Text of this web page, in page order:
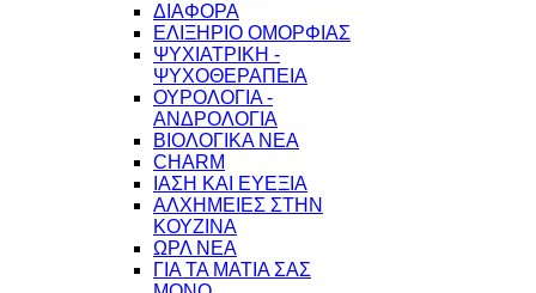
ΔΙΑΦΟΡΑ
ΕΛΙΞΗΡΙΟ ΟΜΟΡΦΙΑΣ
ΨΥΧΙΑΤΡΙΚΗ -
ΨΥΧΟΘΕΡΑΠΕΙΑ
ΟΥΡΟΛΟΓΙΑ -
ΑΝΔΡΟΛΟΓΙΑ
ΒΙΟΛΟΓΙΚΑ ΝΕΑ
CHARM
ΙΑΣΗ ΚΑΙ ΕΥΕΞΙΑ
ΑΛΧΗΜΕΙΕΣ ΣΤΗΝ
ΚΟΥΖΙΝΑ
ΩΡΛ ΝEA
ΓΙΑ ΤΑ ΜΑΤΙΑ ΣΑΣ